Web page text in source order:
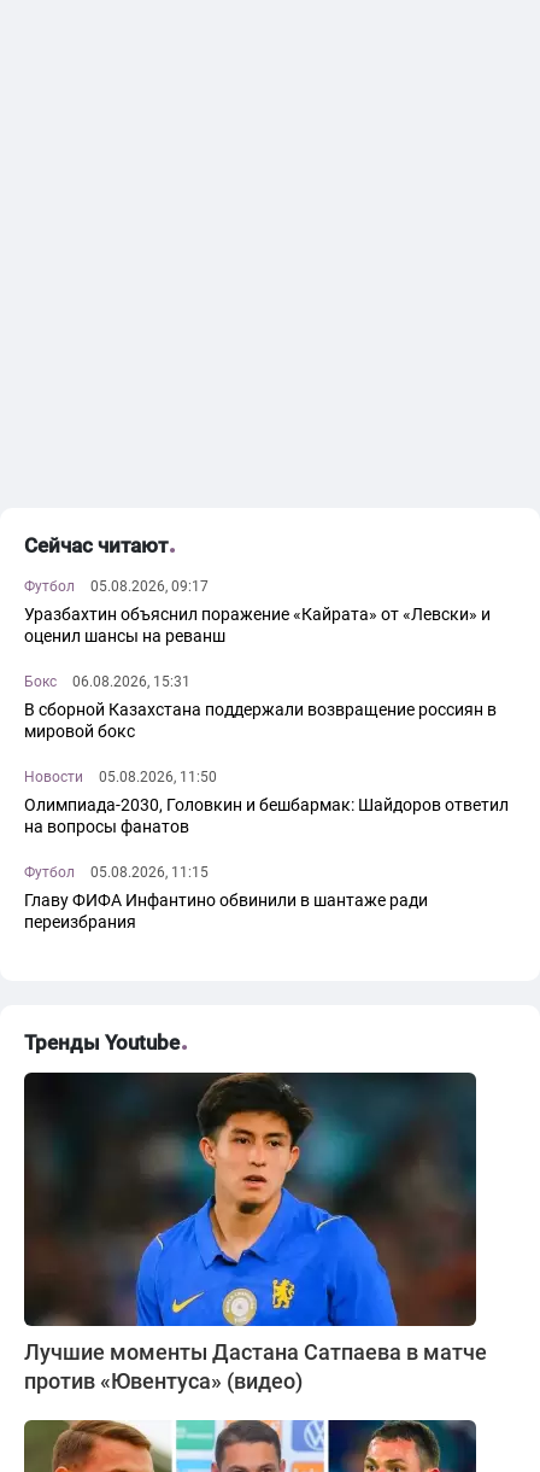
Сейчас читают
Футбол 05.08.2026, 09:17
Уразбахтин объяснил поражение «Кайрата» от «Левски» и
оценил шансы на реванш
Бокс 06.08.2026, 15:31
В сборной Казахстана поддержали возвращение россиян в
мировой бокс
Новости 05.08.2026, 11:50
Олимпиада-2030, Головкин и бешбармак: Шайдоров ответил
на вопросы фанатов
Футбол 05.08.2026, 11:15
Главу ФИФА Инфантино обвинили в шантаже ради
переизбрания
Тренды Youtube
Лучшие моменты Дастана Сатпаева в матче
против «Ювентуса» (видео)